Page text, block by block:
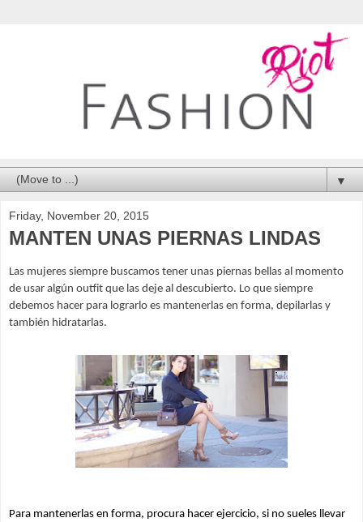
▼
Friday, November 20, 2015
MANTEN UNAS PIERNAS LINDAS
Las mujeres siempre buscamos tener unas piernas bellas al momento
de usar algún outfit que las deje al descubierto. Lo que siempre
también hidratarlas.
Para mantenerlas en forma, procura hacer ejercicio, si no sueles llevar